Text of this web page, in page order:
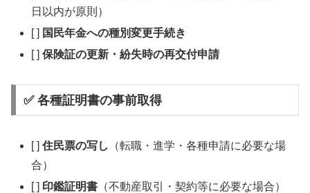
日以内が原則）
[ ] 国民年金への種別変更手続き
[ ]保険証の更新・紛失時の再交付申請
✅ 各種証明書の事前取得
[ ]住民票の写し
（転職・進学・各種申請に必要な場
合）
[ ] 印鑑証明書 （不動産取引・契約等に必要な場合）